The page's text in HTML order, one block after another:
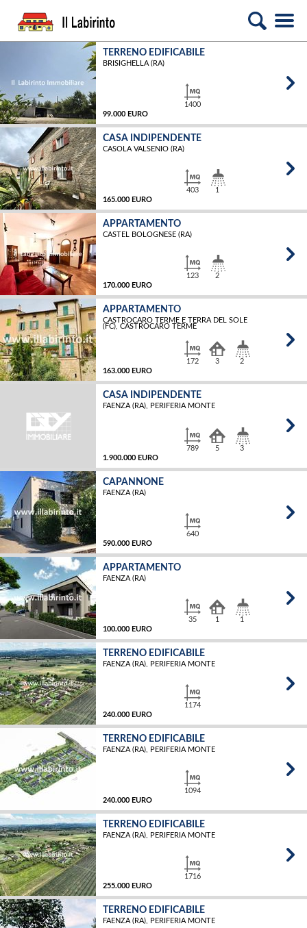
TERRENO EDIFICABILE
BRISIGHELLA (RA)
99.000 EURO
1400
CASA INDIPENDENTE
CASOLA VALSENIO (RA)
165.000 EURO
403
MQ
1
APPARTAMENTO
CASTEL BOLOGNESE (RA)
170.000 EURO
123
MQ
2
APPARTAMENTO
CASTROCARO TERME E TERRA DEL SOLE
(FC), CASTROCARO TERME
163.000 EURO
172 3 2
CASA INDIPENDENTE
FAENZA (RA), PERIFERIA MONTE
1.900.000 EURO
789 5 3
CAPANNONE
FAENZA (RA)
590.000 EURO
640
APPARTAMENTO
FAENZA (RA)
100.000 EURO
35 1 1
TERRENO EDIFICABILE
FAENZA (RA), PERIFERIA MONTE
240.000 EURO
1174
TERRENO EDIFICABILE
FAENZA (RA), PERIFERIA MONTE
240.000 EURO
1094
TERRENO EDIFICABILE
FAENZA (RA), PERIFERIA MONTE
255.000 EURO
1716
TERRENO EDIFICABILE
FAENZA (RA), PERIFERIA MONTE